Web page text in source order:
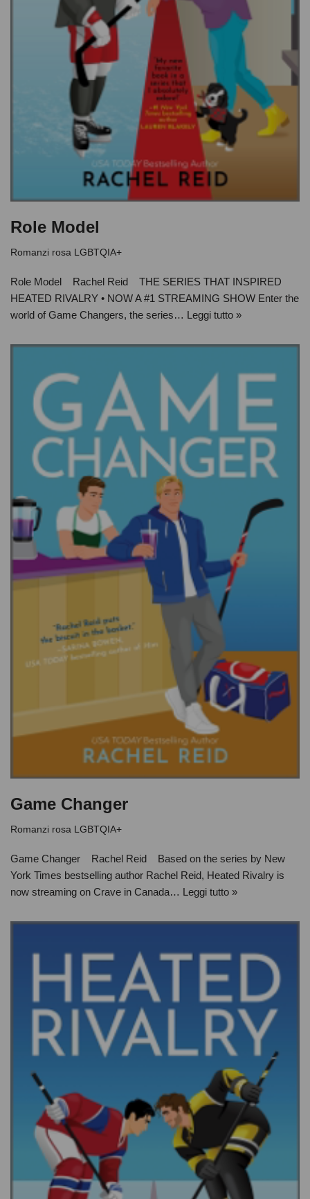
Role Model
Romanzi rosa LGBTQIA+
Role Model Rachel Reid THE SERIES THAT INSPIRED
HEATED RIVALRY • NOW A #1 STREAMING SHOW Enter the
world of Game Changers, the series… Leggi tutto »
Game Changer
Romanzi rosa LGBTQIA+
Game Changer Rachel Reid Based on the series by New
York Times bestselling author Rachel Reid, Heated Rivalry is
now streaming on Crave in Canada… Leggi tutto »